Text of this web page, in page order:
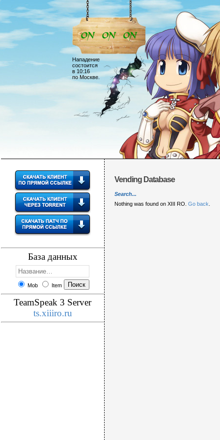
Нападение
состоится
в 10:16
по Москве.
База данных
Mob Item
TeamSpeak 3 Server
ts.xiiiro.ru
Vending Database
Search...
Nothing was found on XIII RO. Go back